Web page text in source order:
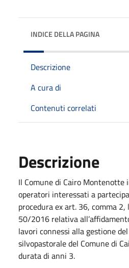
INDICE DELLA PAGINA
Descrizione
A cura di
Contenuti correlati
Descrizione
Il Comune di Cairo Montenotte
operatori interessati a
procedura ex art. 36, comma 2,
50/2016 relativa
lavori connessi alla gestione
silvopastorale del Comune di
durata di anni 3.